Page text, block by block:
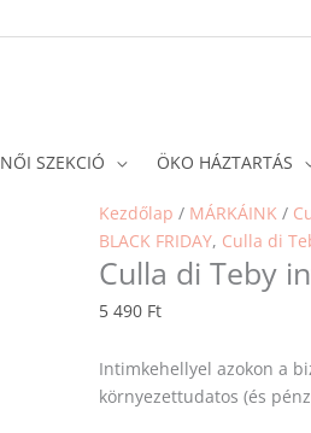
NŐI SZEKCIÓ ÖKO HÁZTARTÁS
Kezdőlap / MÁRKÁINK /
BLACK FRIDAY, Culla di
Culla di Teby
5 490 Ft
Intimkehellyel azokon a
környezettudatos (és
Culla
di
Teby
-
mennyiség